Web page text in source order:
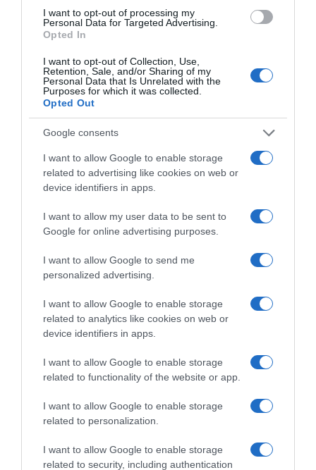
I want to opt-out of processing my
Personal Data for Targeted Advertising.
Opted In
I want to opt-out of Collection, Use,
Retention, Sale, and/or Sharing of my
Personal Data that Is Unrelated with the
Purposes for which it was collected.
Opted Out
Google consents
I want to allow Google to enable storage
related to advertising like cookies on web or
device identifiers in apps.
I want to allow my user data to be sent to
Google for online advertising purposes.
I want to allow Google to send me
personalized advertising.
I want to allow Google to enable storage
related to analytics like cookies on web or
device identifiers in apps.
I want to allow Google to enable storage
related to functionality of the website or app.
I want to allow Google to enable storage
related to personalization.
I want to allow Google to enable storage
related to security, including authentication
ΔΙΕΘΝΗ
Σε 12 χρόνια καταδικάστηκε ερήμην η
Ολυμπιονίκης Αλεξάντρα Χερασιμένια στη
Λευκορωσία
Κατηγορείται για "δημιουργία εξτρεμιστικής δομής"
26.12.2022 - 22:11